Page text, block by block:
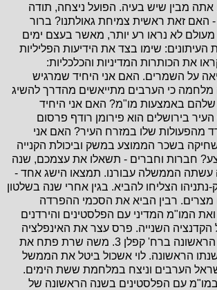
מבין שיש בעיה. הפועל ניצחה, תודה
האם זאת ראשית צמיחת גאולתנו? ברור
לא נראו רע יותר, מאשר בעצם ימים
שימו בצד את הידיעות הפליליות
את הכותרות המדיניות והכלכליות:
על השמרים. האם אני היחיד שמרגיש
מלחמה כי הערבים מתייאשים מהדרך להשיג
באמצעות מו"מ? האם אני היחיד
בירושלים הוא פירומן רודף פרסום
מהפעולות שלו במזרח העיר? האם אני
בשכר הממוצע במשק וביכולת הקנייה
חברות וחברים - תשאלו את עצמכם, שנה
עשתה הממשלה עבורנו. תמצאו הישג אחד -
הצליחו להביא. בגין אחרי שנה בשלטון
רבין הביא את הסכמי ההפרדה
המו"מ המדיני עם הפלסטינים והירדנים
השנייה. פרס עצר את האינפלציה
המשתוללת בשנתו הראשונה ברח' קפלן 3. משה שרת פתח את
הראשונה. לוי אשכול ביטל את הממשל
הערבים וניצח במלחמת ששת הימים.
במו"מ עם הפלסטינים בשנה הראשונה של